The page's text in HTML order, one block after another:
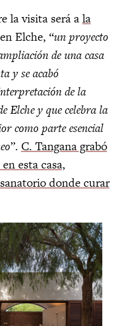
la visita será ala
Elche, “un proyecto
de una casa
y se acabó
de la
Elche y que celebra la
como parte esencial
”. C. Tangana grabó
esta casa,
donde curar